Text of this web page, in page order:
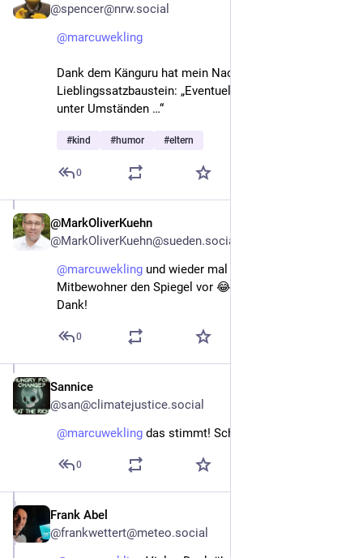
@spencer@nrw.social
@marcuwekling
Dank dem Känguru hat mein Nachwuchs einen neuen
Lieblingssatzbaustein: „Eventuell, möglicherweise,
unter Umständen …“
#kind #humor #eltern
0
@MarkOliverKuehn
@MarkOliverKuehn@sueden.social
@marcuwekling und wieder mal hält dir dein
Mitbewohner den Spiegel vor 😂😂 Love it! Vielen
Dank!
0
Sannice
@san@climatejustice.social
@marcuwekling das stimmt! Schönen Sonntag!
0
Frank Abel
@frankwettert@meteo.social